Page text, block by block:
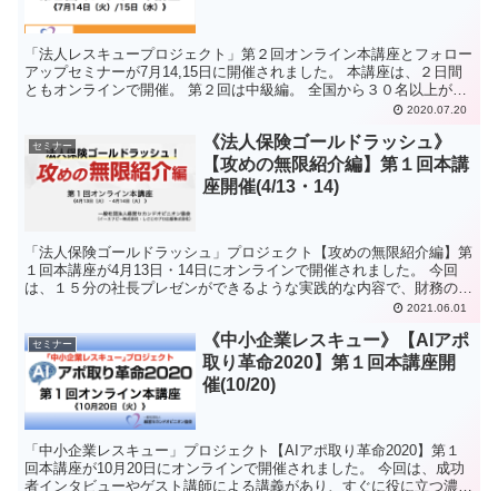
「法人レスキュープロジェクト」第２回オンライン本講座とフォロー
アップセミナーが7月14,15日に開催されました。 本講座は、２日間
ともオンラインで開催。 第２回は中級編。 全国から３０名以上がリ
2020.07.20
セミナー
《法人保険ゴールドラッシュ》
【攻めの無限紹介編】第１回本講
座開催(4/13・14)
「法人保険ゴールドラッシュ」プロジェクト【攻めの無限紹介編】第
１回本講座が4月13日・14日にオンラインで開催されました。 今回
は、１５分の社長プレゼンができるような実践的な内容で、財務の知
2021.06.01
セミナー
《中小企業レスキュー》【AIアポ
取り革命2020】第１回本講座開
催(10/20)
「中小企業レスキュー」プロジェクト【AIアポ取り革命2020】第１
回本講座が10月20日にオンラインで開催されました。 今回は、成功
者インタビューやゲスト講師による講義があり、すぐに役に立つ濃い